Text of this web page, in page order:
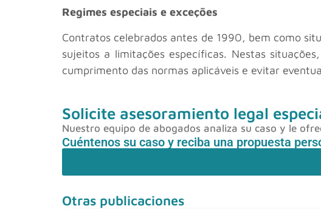
Regimes especiais e exceções
Contratos celebrados antes de 1990, bem como
sujeitos a limitações específicas. Nestas
cumprimento das normas aplicáveis e evitar
Solicite asesoramiento legal
Nuestro equipo de abogados analiza su caso y le
Cuéntenos su caso y reciba una propuesta
Otras publicaciones